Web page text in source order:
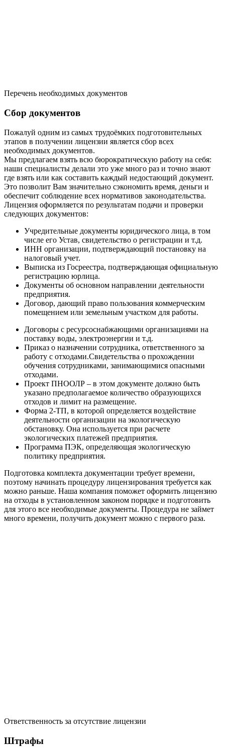
Перечень необходимых документов
Сбор документов
Пожалуй одним из самых трудоёмких подготовительных
этапов в получении лицензии является сбор всех
необходимых документов.
Мы предлагаем взять всю бюрократическую работу на себя:
наши специалисты делали это уже много раз и точно знают
где взять или как составить каждый недостающий документ.
Это позволит Вам значительно сэкономить время, деньги и
обеспечит соблюдение всех нормативов законодательства.
Лицензия оформляется по результатам подачи и проверки
следующих документов:
Учредительные документы юридического лица, в том
числе его Устав, свидетельство о регистрации и т.д.
ИНН организации, подтверждающий постановку на
налоговый учет.
Выписка из Госреестра, подтверждающая официальную
регистрацию юрлица.
Документы об основном направлении деятельности
предприятия.
Договор, дающий право пользования коммерческим
помещением или земельным участком для работы.
Договоры с ресурсоснабжающими организациями на
поставку воды, электроэнергии и т.д.
Приказ о назначении сотрудника, ответственного за
работу с отходами.Свидетельства о прохождении
обучения сотрудниками, занимающимися опасными
отходами.
Проект ПНООЛР – в этом документе должно быть
указано предполагаемое количество образующихся
отходов и лимит на размещение.
Форма 2-ТП, в которой определяется воздействие
деятельности организации на экологическую
обстановку. Она используется при расчете
экологических платежей предприятия.
Программа ПЭК, определяющая экологическую
политику предприятия.
Подготовка комплекта документации требует времени,
поэтому начинать процедуру лицензирования требуется как
можно раньше. Наша компания поможет оформить лицензию
на отходы в установленном законом порядке и подготовить
для этого все необходимые документы. Процедура не займет
много времени, получить документ можно с первого раза.
Ответственность за отсутствие лицензии
Штрафы